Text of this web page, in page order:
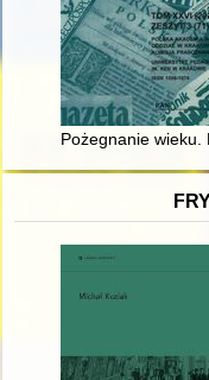
Pożegnanie wieku.